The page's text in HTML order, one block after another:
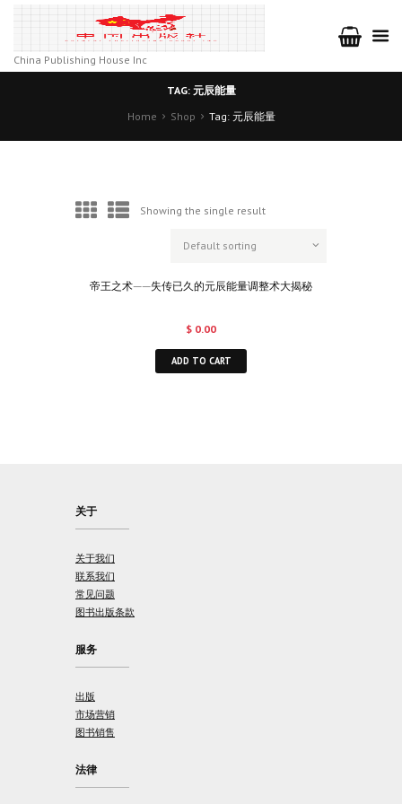
China Publishing House Inc
TAG: 元辰能量
Home
Shop Tag: 元辰能量
Showing the single result
帝王之术——失传已久的元辰能量调整术大揭秘
$ 0.00
ADD TO CART
关于
关于我们
联系我们
常见问题
图书出版条款
服务
出版
市场营销
图书销售
法律